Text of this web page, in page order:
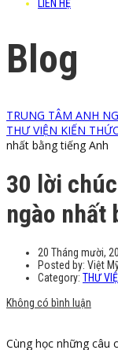
LIÊN HỆ
Blog
TRUNG TÂM ANH
THƯ VIỆN KIẾN THỨC
nhất bằng tiếng Anh
30 lời
ngào nhất
20 Tháng mười,
Posted by: Việt
Category: THƯ
Không có bình luận
Cùng học những câu